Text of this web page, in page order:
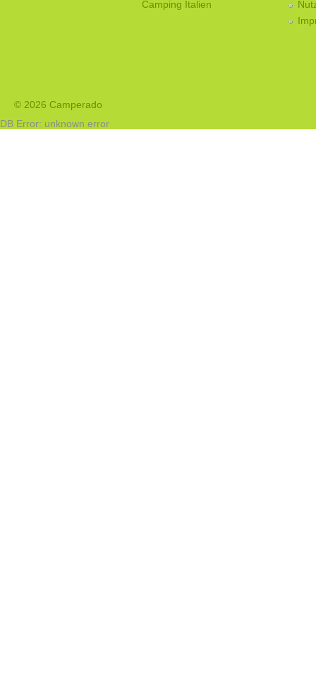
Camping Italien
© 2026 Camperado
DB Error: unknown error